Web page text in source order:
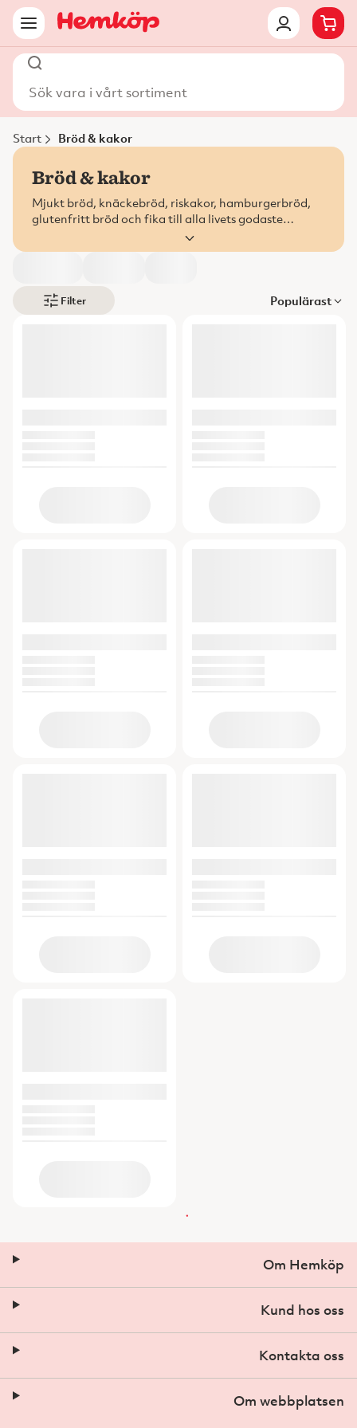
Start Bröd & kakor
Bröd & kakor
Mjukt bröd, knäckebröd, riskakor, hamburgerbröd,
glutenfritt bröd och fika till alla livets godaste
stunder. Handla bröd och kakor online.
Filter Populärast
Om Hemköp
Kund hos oss
Kontakta oss
Om webbplatsen